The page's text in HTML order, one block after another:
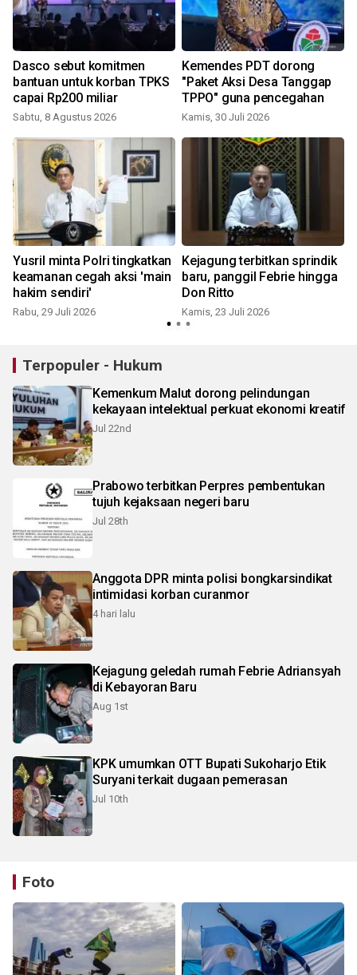
Dasco sebut komitmen
bantuan untuk korban TPKS
capai Rp200 miliar
Sabtu, 8 Agustus 2026
Kemendes PDT dorong
"Paket Aksi Desa Tanggap
TPPO" guna pencegahan
Kamis, 30 Juli 2026
Yusril minta Polri tingkatkan
keamanan cegah aksi 'main
hakim sendiri'
Rabu, 29 Juli 2026
Kejagung terbitkan sprindik
baru, panggil Febrie hingga
Don Ritto
Kamis, 23 Juli 2026
Terpopuler - Hukum
Kemenkum Malut dorong pelindungan
kekayaan intelektual perkuat ekonomi kreatif
Jul 22nd
Prabowo terbitkan Perpres pembentukan
tujuh kejaksaan negeri baru
Jul 28th
Anggota DPR minta polisi bongkarsindikat
intimidasi korban curanmor
4 hari lalu
Kejagung geledah rumah Febrie Adriansyah
di Kebayoran Baru
Aug 1st
KPK umumkan OTT Bupati Sukoharjo Etik
Suryani terkait dugaan pemerasan
Jul 10th
Foto